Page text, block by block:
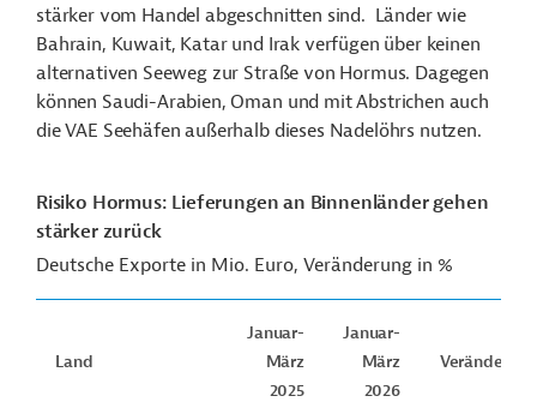
stärker vom Handel abgeschnitten sind. Länder wie
Bahrain, Kuwait, Katar und Irak verfügen über keinen
alternativen Seeweg zur Straße von Hormus. Dagegen
können Saudi-Arabien, Oman und mit Abstrichen auch
die VAE Seehäfen außerhalb dieses Nadelöhrs nutzen.
Risiko Hormus: Lieferungen an Binnenländer gehen
stärker zurück
Deutsche Exporte in Mio. Euro, Veränderung in %
Land
Januar-
März
2025
Januar-
März
2026
Veränderung